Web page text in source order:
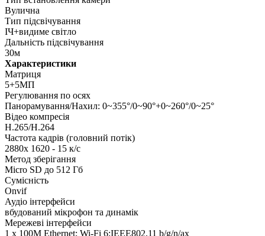
Вулична
Тип підсвічування
ІЧ+видиме світло
Дальність підсвічування
30м
Характеристики
Матриця
5+5МП
Регулювання по осях
Панорамування/Нахил: 0~355°/0~90°+0~260°/0~25°
Відео компресія
H.265/H.264
Частота кадрів (головний потік)
2880x 1620 - 15 к/с
Метод зберігання
Micro SD до 512 Гб
Сумісність
Onvif
Аудіо інтерфейси
вбудований мікрофон та динамік
Мережеві інтерфейси
1 x 100М Ethernet; Wi-Fi 6:IEEE802.11 b/g/n/ax